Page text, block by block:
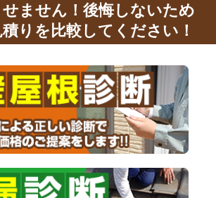
ません！後悔しないため
りを比較してください！